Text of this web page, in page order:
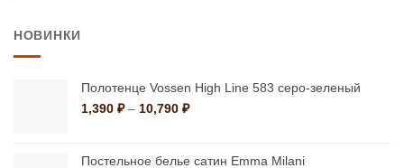
НОВИНКИ
Полотенце Vossen High Line 583 серо-зеленый
1,390 ₽ – 10,790 ₽Диапазон
–
Постельное белье сатин Emma Milani